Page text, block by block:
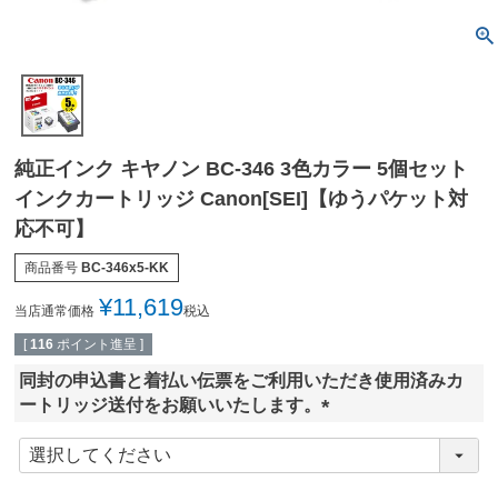
純正インク キヤノン BC-346 3色カラー 5個セット
インクカートリッジ Canon[SEI]【ゆうパケット対
応不可】
商品番号 BC-346x5-KK
当店通常価格 ¥11,619税込
[ 116 ポイント進呈 ]
同封の申込書と着払い伝票をご利用いただき使用済みカ
ートリッジ送付をお願いいたします。
(